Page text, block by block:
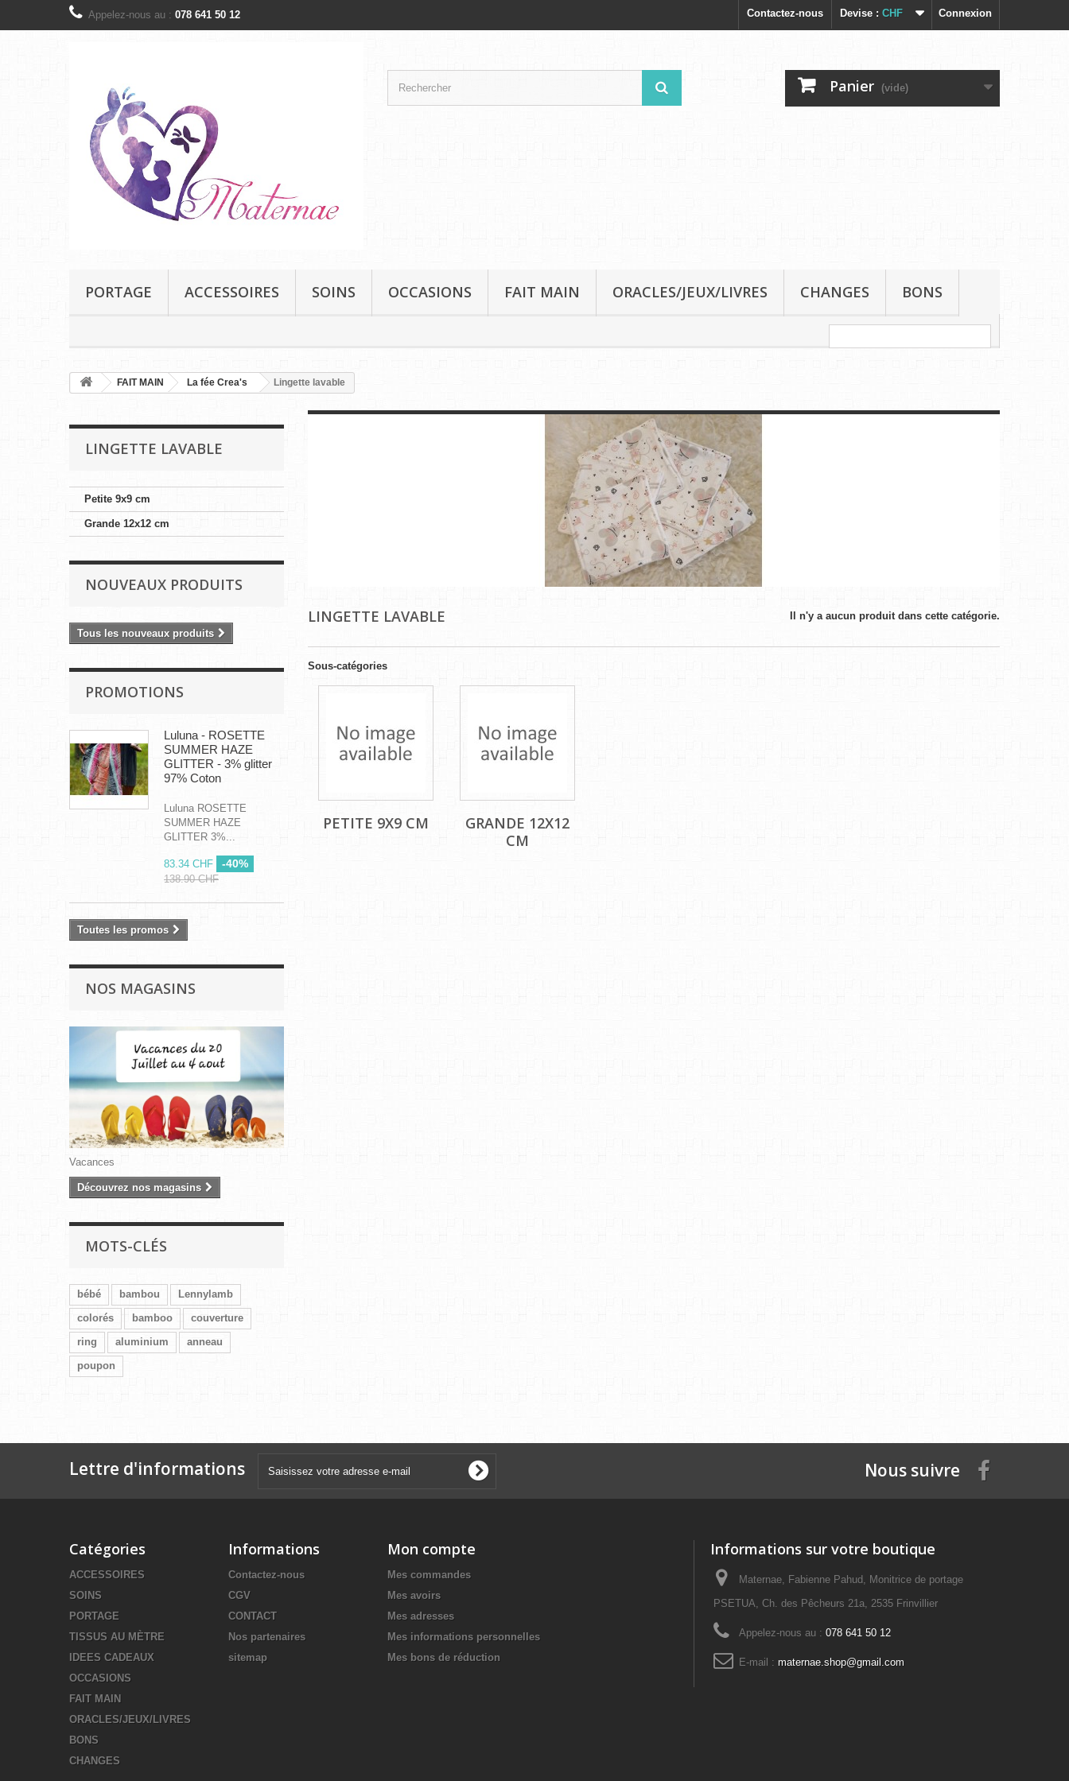
Connexion
Devise : CHF
Contactez-nous
Appelez-nous au : 078 641 50 12
Panier (vide)
PORTAGE ACCESSOIRES SOINS OCCASIONS FAIT MAIN ORACLES/JEUX/LIVRES CHANGES BONS
FAIT MAIN La fée Crea's Lingette lavable
LINGETTE LAVABLE
Petite 9x9 cm
Grande 12x12 cm
NOUVEAUX PRODUITS
Tous les nouveaux produits
PROMOTIONS
Luluna - ROSETTE
SUMMER HAZE
GLITTER - 3% glitter
97% Coton
Luluna ROSETTE
SUMMER HAZE
GLITTER 3%...
83.34 CHF -40%
138.90 CHF
Toutes les promos
NOS MAGASINS
Vacances
Découvrez nos magasins
MOTS-CLÉS
bébé bambou
Lennylamb
colorés
bamboo
couverture
ring
aluminium
anneau
poupon
LINGETTE LAVABLE Il n'y a aucun produit dans cette catégorie.
Sous-catégories
PETITE 9X9 CM
GRANDE 12X12
CM
Lettre d'informations Nous suivre
Catégories
ACCESSOIRES
SOINS
PORTAGE
TISSUS AU MÈTRE
IDEES CADEAUX
OCCASIONS
FAIT MAIN
ORACLES/JEUX/LIVRES
BONS
CHANGES
Informations
Contactez-nous
CGV
CONTACT
Nos partenaires
sitemap
Mon compte
Mes commandes
Mes avoirs
Mes adresses
Mes informations personnelles
Mes bons de réduction
Informations sur votre boutique
Maternae, Fabienne Pahud, Monitrice de portage
PSETUA, Ch. des Pêcheurs 21a, 2535 Frinvillier
Appelez-nous au : 078 641 50 12
E-mail : maternae.shop@gmail.com